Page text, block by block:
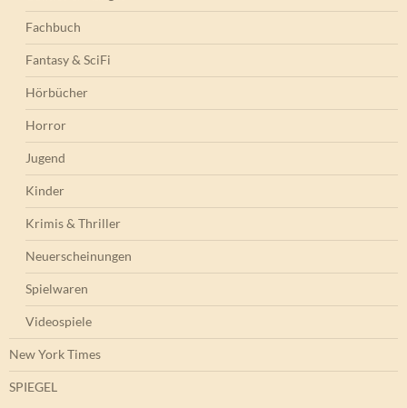
Fachbuch
Fantasy & SciFi
Hörbücher
Horror
Jugend
Kinder
Krimis & Thriller
Neuerscheinungen
Spielwaren
Videospiele
New York Times
SPIEGEL